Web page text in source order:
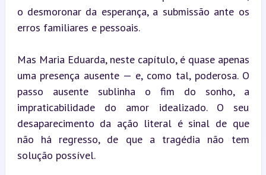
o desmoronar da esperança, a submissão ante os
erros familiares e pessoais.
Mas Maria Eduarda, neste capítulo, é quase apenas
uma presença ausente — e, como tal, poderosa. O
passo ausente sublinha o fim do sonho, a
impraticabilidade do amor idealizado. O seu
desaparecimento da ação literal é sinal de que
não há regresso, de que a tragédia não tem
solução possível.